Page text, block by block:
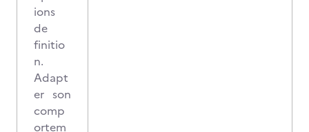
ions
de
finitio
n.
Adapt
er son
comp
ortem